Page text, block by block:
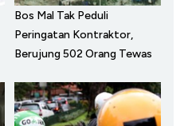
Bos Mal Tak Peduli
Peringatan Kontraktor,
Berujung 502 Orang Tewas